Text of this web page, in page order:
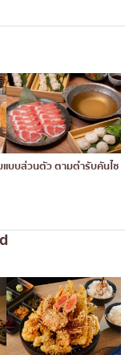
บบส่วนตัว ตามตำรับคันไซ